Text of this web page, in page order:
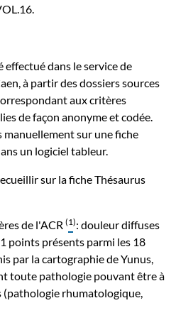
effectué dans le service de
à partir des dossiers sources
aux critères
de façon anonyme et codée.
manuellement sur une fiche
un logiciel tableur.
sur la fiche Thésaurus
de l'ACR (1): douleur diffuses
points présents parmi les 18
par la cartographie de Yunus,
toute pathologie pouvant être à
(pathologie rhumatologique,